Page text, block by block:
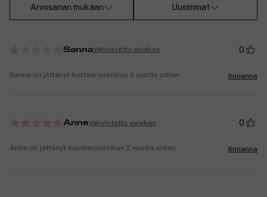
Arvosanan mukaan Uusimmat
SannaVahvistettu asiakas 0
Sanna on jättänyt tuotearvostelun 2 vuotta sitten Ilmianna
AnneVahvistettu asiakas 0
Anne on jättänyt tuotearvostelun 2 vuotta sitten Ilmianna